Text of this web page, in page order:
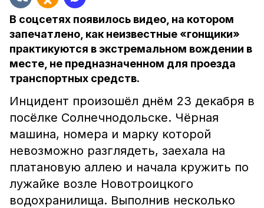
В соцсетях появилось видео, на котором
запечатлено, как неизвестные «гонщики»
практикуются в экстремальном вождении в
месте, не предназначенном для проезда
транспортных средств.
Инцидент произошёл днём 23 декабря в
посёлке Солнечнодольске. Чёрная
машина, номера и марку которой
невозможно разглядеть, заехала на
платановую аллею и начала кружить по
лужайке возле Новотроицкого
водохранилища. Выполнив несколько